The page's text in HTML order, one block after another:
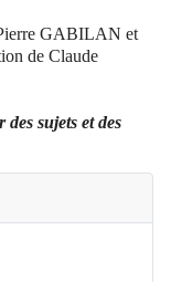
Pierre GABILAN et
de Claude
sujets et des